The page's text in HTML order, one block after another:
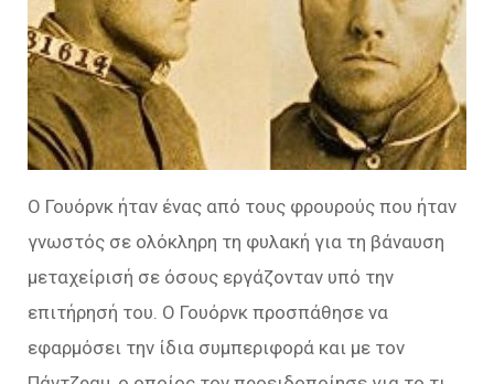
Ο Γουόρνκ ήταν ένας από τους φρουρούς που ήταν
γνωστός σε ολόκληρη τη φυλακή για τη βάναυση
μεταχείρισή σε όσους εργάζονταν υπό την
επιτήρησή του. Ο Γουόρνκ προσπάθησε να
εφαρμόσει την ίδια συμπεριφορά και με τον